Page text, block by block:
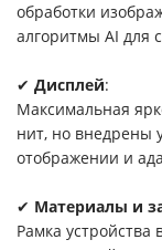
обработки
алгоритмы AI для
✔ Дисплей:
Максимальная
нит, но внедрены
отображении и
✔ Материалы и
Рамка